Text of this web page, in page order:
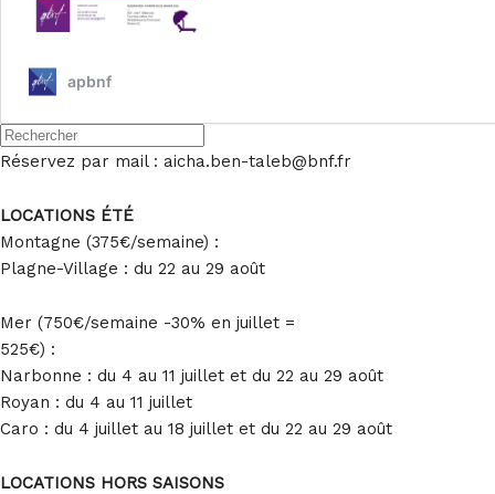
Réservez par mail : aicha.ben-taleb@bnf.fr
LOCATIONS ÉTÉ
Montagne (375€/semaine) :
Plagne-Village : du 22 au 29 août
Mer (750€/semaine -30% en juillet =
525€) :
Narbonne : du 4 au 11 juillet et du 22 au 29 août
Royan : du 4 au 11 juillet
Caro : du 4 juillet au 18 juillet et du 22 au 29 août
LOCATIONS HORS SAISONS